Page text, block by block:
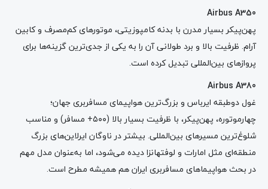
Airbus A350
پهن‌پیکر بسیار مدرن با بدنه کامپوزیتی، موتورهای کم‌مصرف و کابین
آرام. ظرفیت بالا و برد طولانی آن را به یکی از جدی‌ترین گزینه‌ها برای
پروازهای بین‌المللی تبدیل کرده است.
Airbus A380
غول دوطبقه ایرباس و بزرگ‌ترین هواپیمای مسافربری جهان؛
چهارموتوره، پهن‌پیکر، با ظرفیت بسیار بالا (۵۰۰+ مسافر) و مناسب
شلوغ‌ترین مسیرهای بین‌المللی. بیشتر در ناوگان ایرلاین‌های بزرگ
منطقه‌ای مثل امارات و لوفتهانزا دیده می‌شود، اما به‌عنوان مدل مهم
در بحث هواپیماهای مسافربری ایران هم همیشه مطرح است.